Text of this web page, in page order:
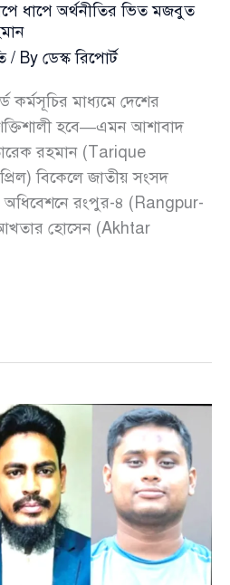
ধাপে অর্থনীতির ভিত মজবুত
/ By ডেস্ক রিপোর্ট
কর্মসূচির মাধ্যমে দেশের
হবে—এমন আশাবাদ
তারেক রহমান (Tarique
বিকেলে জাতীয় সংসদ
রংপুর-৪ (Rangpur-
হোসেন (Akhtar